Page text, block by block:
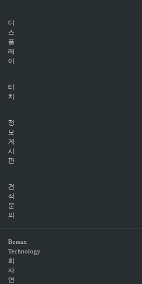
디
스
플
레
이
터
치
정
보
게
시
판
견
적
문
의
Bemax
Technology
회
사
연